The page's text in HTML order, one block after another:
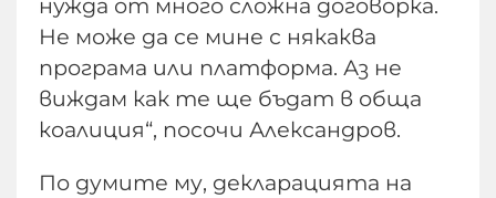
нужда от много сложна договорка.
Не може да се мине с някаква
програма или платформа. Аз не
виждам как те ще бъдат в обща
коалиция“, посочи Александров.
По думите му, декларацията на